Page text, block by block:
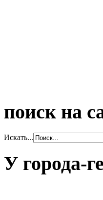
поиск на
Искать...
У города-